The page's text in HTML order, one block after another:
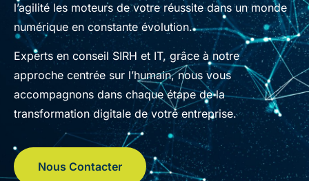
l’agilité les moteurs de votre réussite dans un monde
numérique en constante évolution.
Experts en conseil SIRH et IT, grâce à notre
approche centrée sur l’humain, nous vous
accompagnons dans chaque étape de la
transformation digitale de votre entreprise.
Nous Contacter